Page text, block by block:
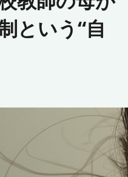
という“自